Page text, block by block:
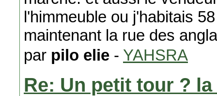
l'himmeuble ou j'habitais
maintenant la rue des
par pilo elie - YAHSRA
Re: Un petit tour ?